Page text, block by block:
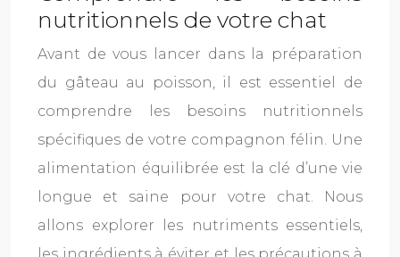
nutritionnels de votre chat
Avant de vous lancer dans la préparation
du gâteau au poisson, il est essentiel de
comprendre les besoins nutritionnels
spécifiques de votre compagnon félin. Une
alimentation équilibrée est la clé d’une vie
longue et saine pour votre chat. Nous
allons explorer les nutriments essentiels,